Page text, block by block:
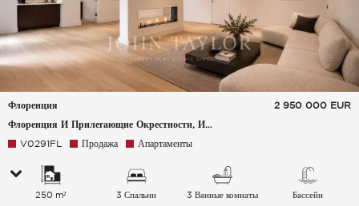
Флоренция
Флоренция И Прилегающие Окрестности, Италия
2 950 000 EUR
V0291FL Продажа Апартаменты
250 m² 3 Спальни 3 Ванные комнаты Бассейн